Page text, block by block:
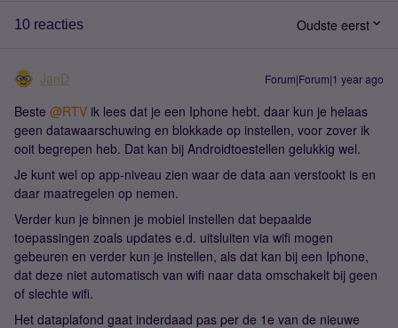
10 reacties Oudste eerst
JanD Forum|Forum|1 year ago
Beste ​ @RTV ik lees dat je een Iphone hebt. daar kun je helaas
geen datawaarschuwing en blokkade op instellen, voor zover ik
ooit begrepen heb. Dat kan bij Androidtoestellen gelukkig wel.
Je kunt wel op app-niveau zien waar de data aan verstookt is en
daar maatregelen op nemen.
Verder kun je binnen je mobiel instellen dat bepaalde
toepassingen zoals updates e.d. uitsluiten via wifi mogen
gebeuren en verder kun je instellen, als dat kan bij een Iphone,
dat deze niet automatisch van wifi naar data omschakelt bij geen
of slechte wifi.
Het dataplafond gaat inderdaad pas per de 1e van de nieuwe